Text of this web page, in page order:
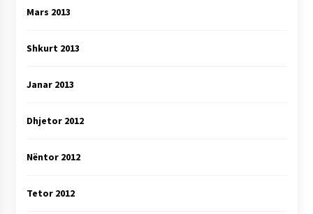
Mars 2013
Shkurt 2013
Janar 2013
Dhjetor 2012
Nëntor 2012
Tetor 2012